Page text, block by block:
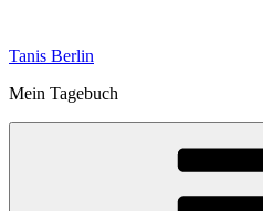
springen
Tanis Berlin
Mein Tagebuch